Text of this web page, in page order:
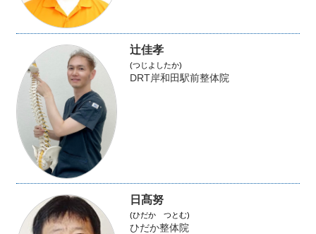
辻佳孝
(つじよしたか)
DRT岸和田駅前整体院
日髙努
(ひだか つとむ)
ひだか整体院